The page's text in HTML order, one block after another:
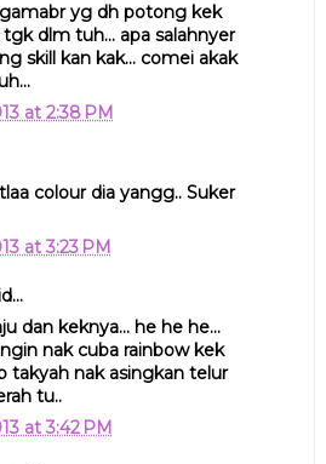
yg dh potong kek
dlm tuh... apa salahnyer
skill kan kak... comei akak
at 2:38 PM
colour dia yangg.. Suker
at 3:23 PM
dan keknya... he he he...
nak cuba rainbow kek
takyah nak asingkan telur
tu..
at 3:42 PM